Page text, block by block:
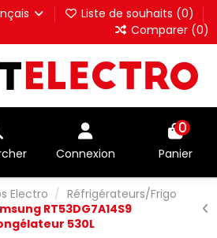
Liste de souhaits (0)
Comparer (0)
Connexion
0
Panier
Electro
Réfrigérateurs/Frigo
RT53DG7A14S9
530L